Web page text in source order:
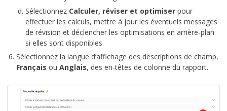
Sélectionnez Calculer, réviser et optimiser pour
effectuer les calculs, mettre à jour les éventuels messages
de révision et déclencher les optimisations en arrière-plan
si elles sont disponibles.
Sélectionnez la langue d’affichage des descriptions de champ,
Français ou Anglais, des en-têtes de colonne du rapport.